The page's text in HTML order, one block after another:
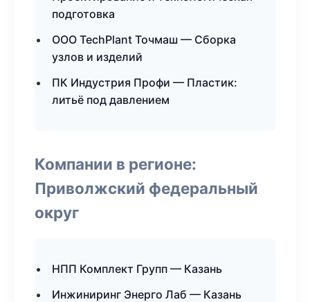
подготовка
ООО TechPlant Точмаш — Сборка
узлов и изделий
ПК Индустрия Профи — Пластик:
литьё под давлением
Компании в регионе:
Приволжский федеральный
округ
НПП Комплект Групп — Казань
Инжиниринг Энерго Лаб — Казань